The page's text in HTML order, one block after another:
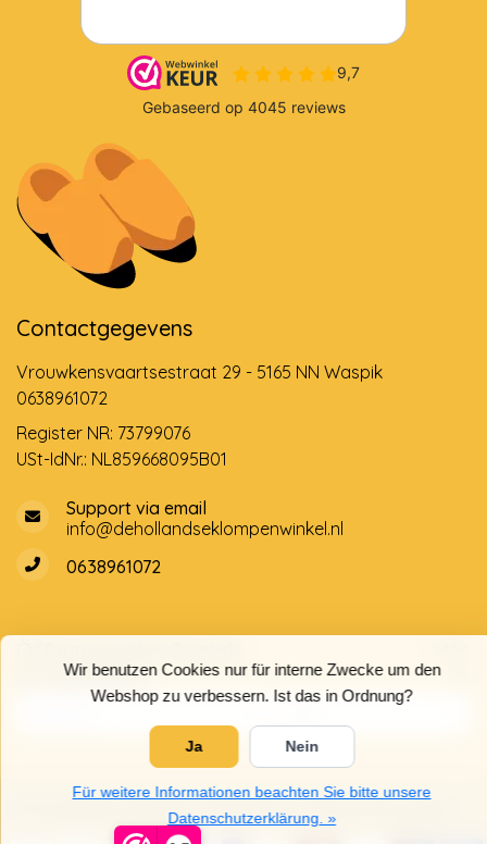
Wir benutzen Cookies nur für interne Zwecke um den
Webshop zu verbessern. Ist das in Ordnung?
Ja Nein
Für weitere Informationen beachten Sie bitte unsere
Datenschutzerklärung. »
Contactgegevens
Vrouwkensvaartsestraat 29 - 5165 NN Waspik
0638961072
Register NR: 73799076
USt-IdNr.: NL859668095B01
Support via email
info@dehollandseklompenwinkel.nl
0638961072
Kundendienst
© Copyright 2026 Der Holländische Holzschuhe Laden